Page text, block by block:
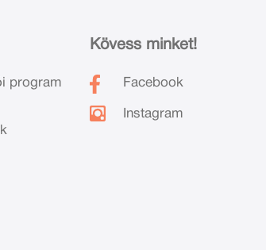
program
Kövess minket!
Facebook
Instagram